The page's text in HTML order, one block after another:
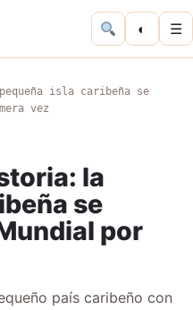
◐ ☰
isla caribeña se
vez
la
se
por
país caribeño con